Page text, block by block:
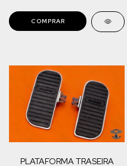
PLATAFORMA TRASEIRA